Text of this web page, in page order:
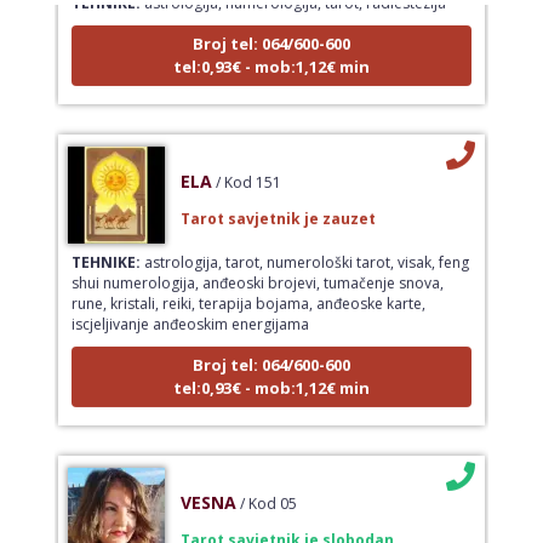
Broj tel: 064/600-600
tel:0,93€ - mob:1,12€ min
ELA / Kod 151
Tarot savjetnik je zauzet
TEHNIKE: astrologija, tarot, numerološki tarot, visak, feng
shui numerologija, anđeoski brojevi, tumačenje snova,
rune, kristali, reiki, terapija bojama, anđeoske karte,
iscjeljivanje anđeoskim energijama
Broj tel: 064/600-600
tel:0,93€ - mob:1,12€ min
VESNA / Kod 05
Tarot savjetnik je slobodan